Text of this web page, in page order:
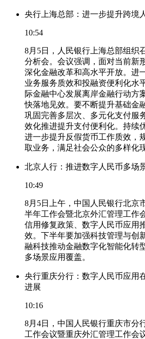
央行上海总部：进一步提升跨境
10:54
8月5日，人民银行上海总部组织
分析会。会议强调，面对当前新
深化金融改革和高水平开放。进
业务服务质效和投融资便利化水
际金融中心发展离岸金融行动方
快落地见效。要不断提升基础金
巩固完善多层次、多元化支付服
效化推进提升支付便利化。持续
进一步提升反假货币工作质效，
取业务，满足社会公众的多样化
北京人行：推进数字人民币多场
10:49
8月5日上午，中国人民银行北京
半年工作会暨北京外汇管理工作
信用修复政策、数字人民币应用
效。下半年要加强科技管理与创
融科技推动金融数字化智能化转
多场景应用覆盖。
央行重庆分行：数字人民币应用
进展
10:16
8月4日，中国人民银行重庆市分
工作会议暨重庆外汇管理工作会议